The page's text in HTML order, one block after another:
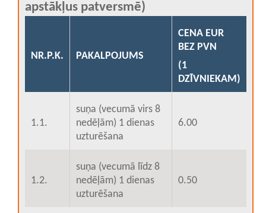
apstākļus patversmē)
NR.P.K. PAKALPOJUMS
CENA EUR
BEZ PVN
(1
DZĪVNIEKAM)
1.1.
suņa (vecumā virs 8
nedēļām) 1 dienas
uzturēšana
6.00
1.2.
suņa (vecumā līdz 8
nedēļām) 1 dienas
uzturēšana
0.50